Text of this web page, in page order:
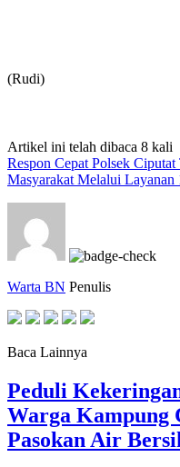
(Rudi)
Artikel ini telah dibaca 8 kali
Respon Cepat Polsek
Masyarakat Melalui Layanan
Warta BN Penulis
Baca Lainnya
Peduli
Warga Kampung
Pasokan Air